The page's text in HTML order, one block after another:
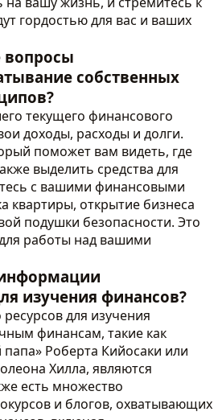
гордостью для вас и ваших
вопросы
собственных
текущего финансового
доходы, расходы и долги.
поможет вам видеть, где
выделить средства для
с вашими финансовыми
квартиры, открытие бизнеса
подушки безопасности. Это
работы над вашими
изучения финансов?
для изучения
финансам, такие как
Роберта Кийосаки или
Хилла, являются
есть множество
и блогов, охватывающих